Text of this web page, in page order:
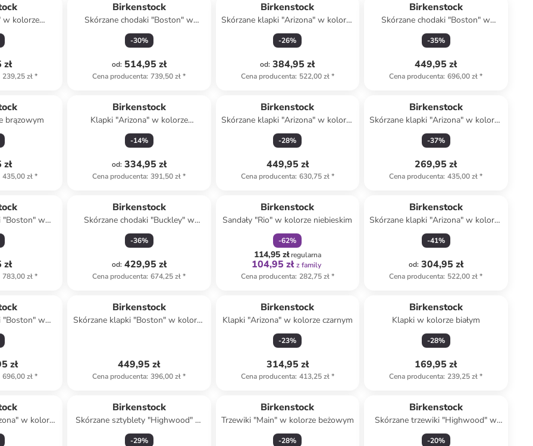
w kolorze
239,25 zł*
Birkenstock
Skórzane chodaki "Boston" w
kolorze brązowym
-30%
od: 514,95 zł
Cena producenta: 739,50 zł*
Birkenstock
Skórzane klapki "Arizona" w kolorze
szarym
-26%
od: 384,95 zł
Cena producenta: 522,00 zł*
Birkenstock
Skórzane chodaki "Boston" w
kolorze szarobrązowym
-35%
449,95 zł
Cena producenta: 696,00 zł*
brązowym
435,00 zł*
Birkenstock
Klapki "Arizona" w kolorze
granatowym
-14%
od: 334,95 zł
Cena producenta: 391,50 zł*
Birkenstock
Skórzane klapki "Arizona" w kolorze
jasnobrązowym
-28%
449,95 zł
Cena producenta: 630,75 zł*
Birkenstock
Skórzane klapki "Arizona" w kolorze
beżowym
-37%
269,95 zł
Cena producenta: 435,00 zł*
"Boston" w
783,00 zł*
Birkenstock
Skórzane chodaki "Buckley" w
kolorze beżowym
-36%
od: 429,95 zł
Cena producenta: 674,25 zł*
Birkenstock
Sandały "Rio" w kolorze niebieskim
-62%
114,95 złregularna
104,95 zł z family
Cena producenta: 282,75 zł*
Birkenstock
Skórzane klapki "Arizona" w kolorze
jasnobrązowym
-41%
od: 304,95 zł
Cena producenta: 522,00 zł*
"Boston" w
zł
696,00 zł*
Birkenstock
Skórzane klapki "Boston" w kolorze
449,95 zł
Cena producenta: 396,00 zł*
Birkenstock
Klapki "Arizona" w kolorze czarnym
-23%
314,95 zł
Cena producenta: 413,25 zł*
Birkenstock
Klapki w kolorze białym
-28%
169,95 zł
Cena producenta: 239,25 zł*
w kolorze
Birkenstock
Skórzane sztyblety "Highwood" w
kolorze brązowym
-29%
Birkenstock
Trzewiki "Main" w kolorze beżowym
-28%
Birkenstock
Skórzane trzewiki "Highwood" w
kolorze czarnym
-20%